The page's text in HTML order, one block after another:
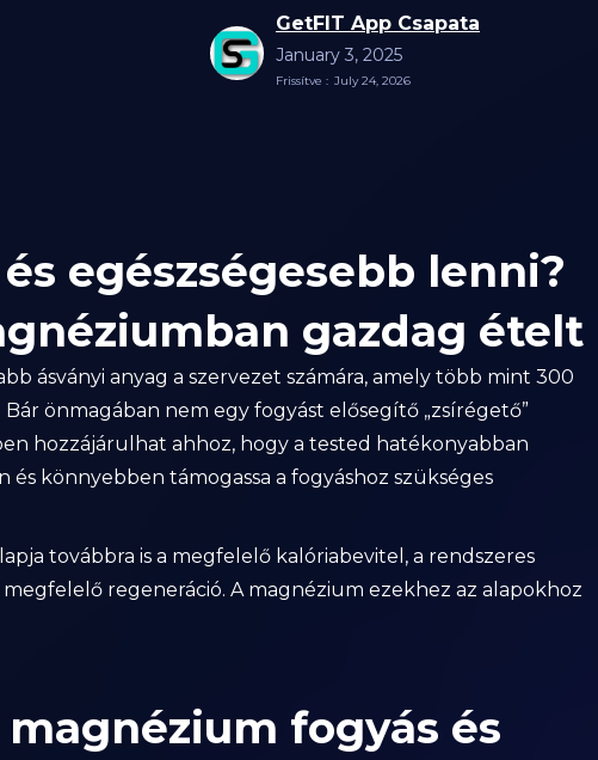
GetFIT App Csapata
January 3, 2025
Frissítve : July 24, 2026
egészségesebb lenni?
gazdag ételt
ásványi anyag a szervezet számára, amely több mint 300
önmagában nem egy fogyást elősegítő „zsírégető”
hozzájárulhat ahhoz, hogy a tested hatékonyabban
könnyebben támogassa a fogyáshoz szükséges
továbbra is a megfelelő kalóriabevitel, a rendszeres
regeneráció. A magnézium ezekhez az alapokhoz
fogyás és